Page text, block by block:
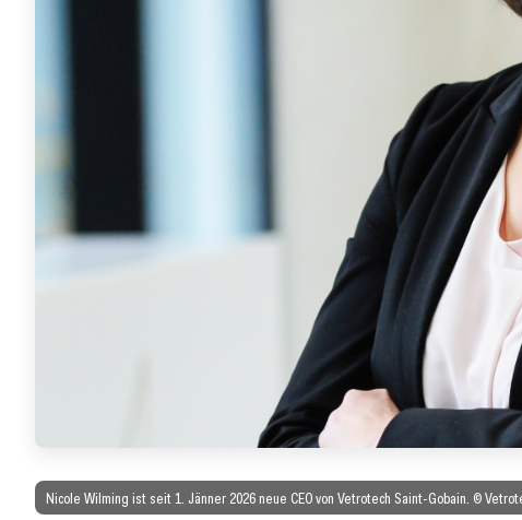
Nicole Wilming ist seit 1. Jänner 2026 neue CEO von Vetrotech Saint-Gobain. ©